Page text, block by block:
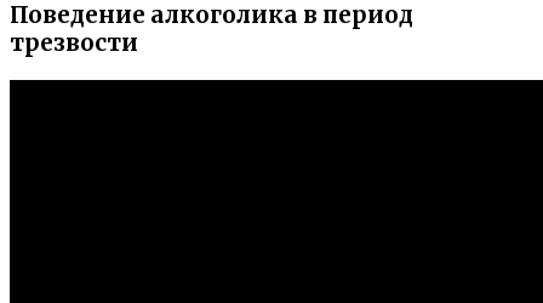
Поведение алкоголика в период
трезвости